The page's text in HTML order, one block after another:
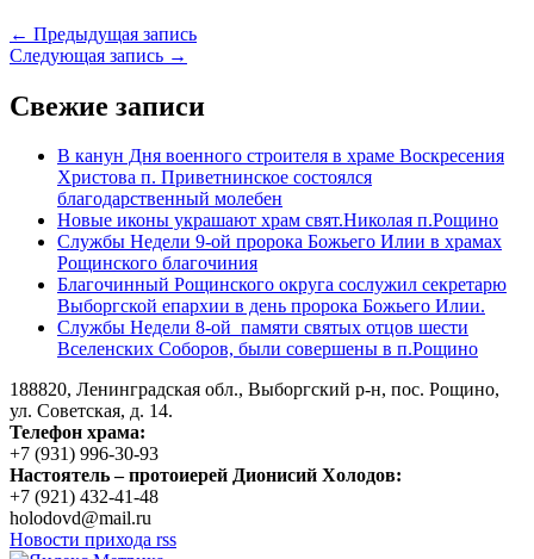
← Предыдущая запись
Следующая запись →
Свежие записи
В канун Дня военного строителя в храме Воскресения
Христова п. Приветнинское состоялся
благодарственный молебен
Новые иконы украшают храм свят.Николая п.Рощино
Службы Недели 9-ой пророка Божьего Илии в храмах
Рощинского благочиния
Благочинный Рощинского округа сослужил секретарю
Выборгской епархии в день пророка Божьего Илии.
Службы Недели 8-ой памяти святых отцов шести
Вселенских Соборов, были совершены в п.Рощино
188820, Ленинградская обл., Выборгский р-н, пос. Рощино,
ул. Советская, д. 14.
Телефон храма:
+7 (931) 996-30-93
Настоятель – протоиерей Дионисий Холодов:
+7 (921) 432-41-48
holodovd@mail.ru
Новости прихода rss